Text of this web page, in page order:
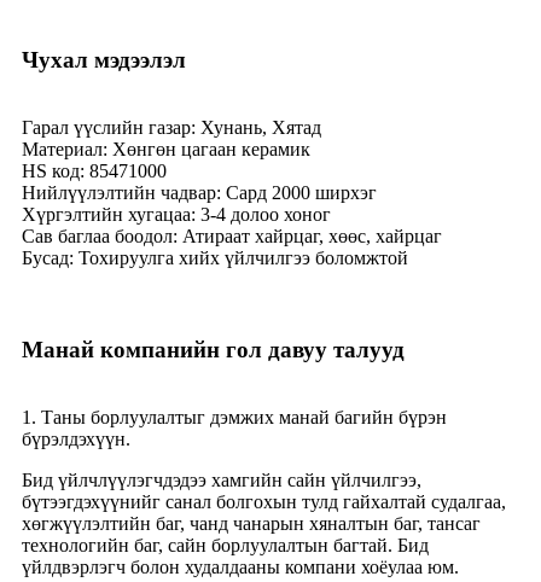
Чухал мэдээлэл
Гарал үүслийн газар: Хунань, Хятад
Материал: Хөнгөн цагаан керамик
HS код: 85471000
Нийлүүлэлтийн чадвар: Сард 2000 ширхэг
Хүргэлтийн хугацаа: 3-4 долоо хоног
Сав баглаа боодол: Атираат хайрцаг, хөөс, хайрцаг
Бусад: Тохируулга хийх үйлчилгээ боломжтой
Манай компанийн гол давуу талууд
1. Таны борлуулалтыг дэмжих манай багийн бүрэн
бүрэлдэхүүн.
Бид үйлчлүүлэгчдэдээ хамгийн сайн үйлчилгээ,
бүтээгдэхүүнийг санал болгохын тулд гайхалтай судалгаа,
хөгжүүлэлтийн баг, чанд чанарын хяналтын баг, тансаг
технологийн баг, сайн борлуулалтын багтай. Бид
үйлдвэрлэгч болон худалдааны компани хоёулаа юм.